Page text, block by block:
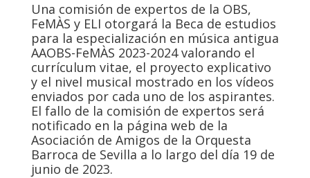
Una comisión de expertos de la OBS,
FeMÀS y ELI otorgará la Beca de estudios
para la especialización en música antigua
AAOBS-FeMÀS 2023-2024 valorando el
currículum vitae, el proyecto explicativo
y el nivel musical mostrado en los vídeos
enviados por cada uno de los aspirantes.
El fallo de la comisión de expertos será
notificado en la página web de la
Asociación de Amigos de la Orquesta
Barroca de Sevilla a lo largo del día 19 de
junio de 2023.